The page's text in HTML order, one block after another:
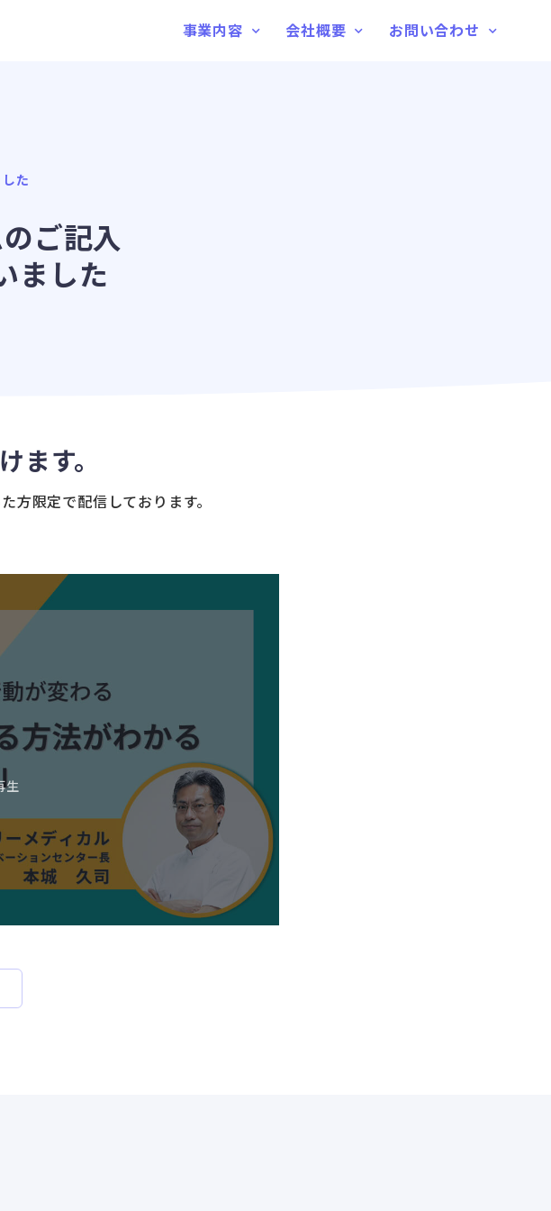
事業内容 会社概要 お問い合わせ
た
ご記入
ました
ます。
方限定で配信しております。
生